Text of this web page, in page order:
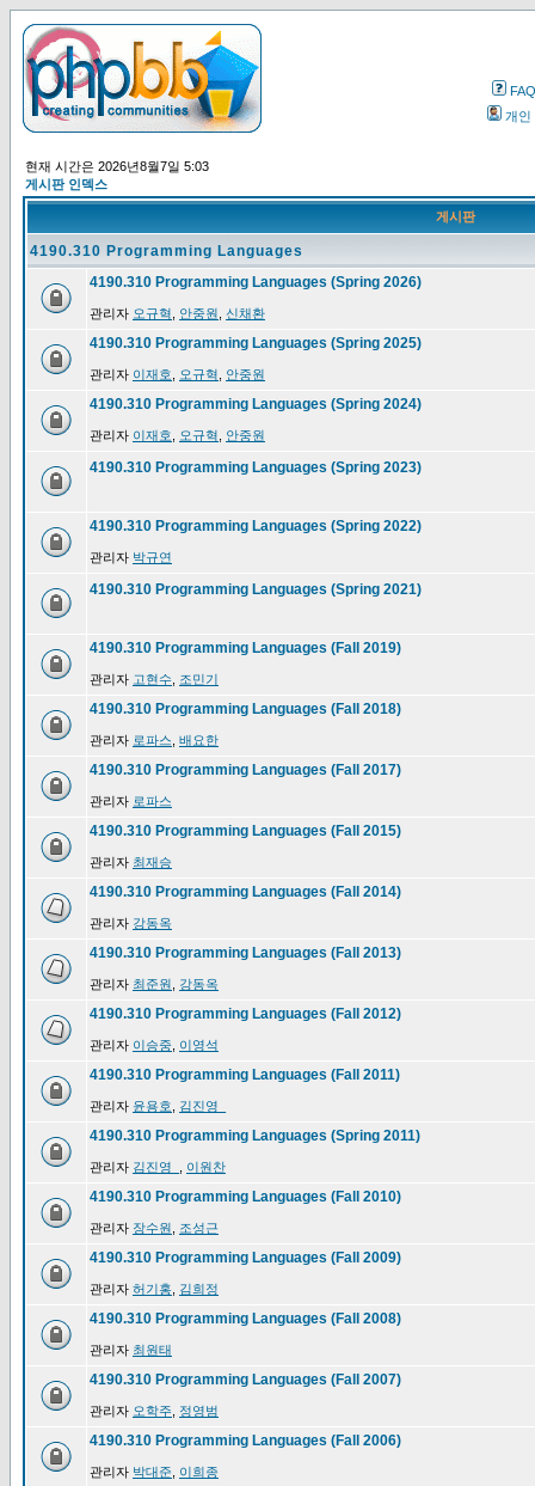
FAQ
개인
현재 시간은 2026년8월7일 5:03
게시판 인덱스
게시판
4190.310 Programming Languages
4190.310 Programming Languages (Spring 2026)
관리자 오규혁 안중원 신채환
4190.310 Programming Languages (Spring 2025)
관리자 이재호 오규혁 안중원
4190.310 Programming Languages (Spring 2024)
관리자 이재호 오규혁 안중원
4190.310 Programming Languages (Spring 2023)
4190.310 Programming Languages (Spring 2022)
관리자 박규연
4190.310 Programming Languages (Spring 2021)
4190.310 Programming Languages (Fall 2019)
관리자 고현수 조민기
4190.310 Programming Languages (Fall 2018)
관리자 로파스 배요한
4190.310 Programming Languages (Fall 2017)
관리자 로파스
4190.310 Programming Languages (Fall 2015)
관리자 최재승
4190.310 Programming Languages (Fall 2014)
관리자 강동옥
4190.310 Programming Languages (Fall 2013)
관리자 최준원 강동옥
4190.310 Programming Languages (Fall 2012)
관리자 이승중 이영석
4190.310 Programming Languages (Fall 2011)
관리자 윤용호 김진영_
4190.310 Programming Languages (Spring 2011)
관리자 김진영_ 이원찬
4190.310 Programming Languages (Fall 2010)
관리자 장수원 조성근
4190.310 Programming Languages (Fall 2009)
관리자 허기홍 김희정
4190.310 Programming Languages (Fall 2008)
관리자 최원태
4190.310 Programming Languages (Fall 2007)
관리자 오학주 정영범
4190.310 Programming Languages (Fall 2006)
관리자 박대준 이희종